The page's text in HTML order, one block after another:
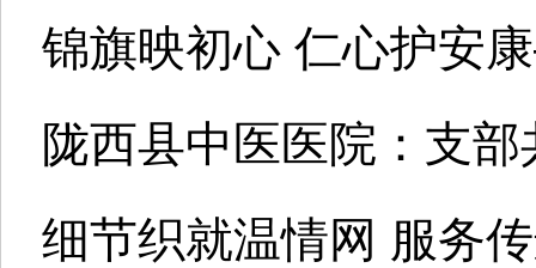
锦旗映初心 仁心护安
陇西县中医医院：支
细节织就温情网 服务